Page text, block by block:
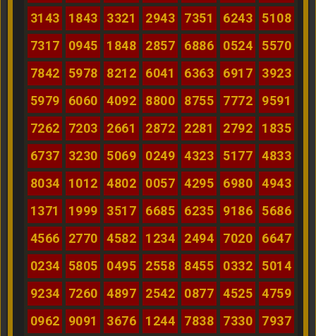
3143
1843 3321 2943 7351 6243
5108
7317
0945 1848 2857 6886 0524
5570
7842
5978 8212 6041 6363 6917
3923
5979
6060 4092 8800 8755 7772
9591
7262
7203 2661 2872 2281 2792
1835
6737
3230 5069 0249 4323 5177
4833
8034
1012 4802 0057 4295 6980
4943
1371
1999 3517 6685 6235 9186
5686
4566
2770 4582 1234 2494 7020
6647
0234
5805 0495 2558 8455 0332
5014
9234
7260 4897 2542 0877 4525
4759
0962
9091 3676 1244 7838 7330 7937